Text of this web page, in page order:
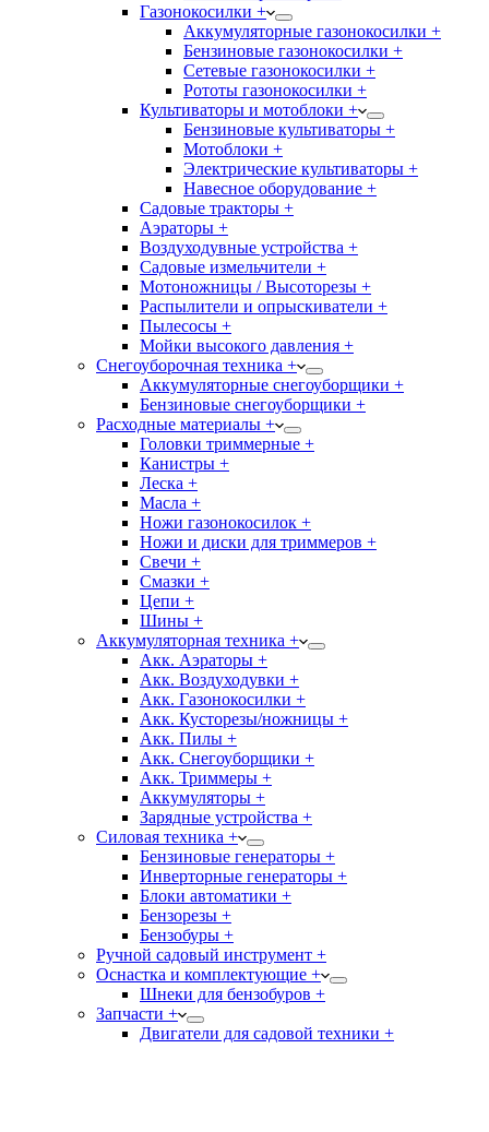
Газонокосилки +
Аккумуляторные газонокосилки +
Бензиновые газонокосилки +
Сетевые газонокосилки +
Рототы газонокосилки +
Культиваторы и мотоблоки +
Бензиновые культиваторы +
Мотоблоки +
Электрические культиваторы +
Навесное оборудование +
Садовые тракторы +
Аэраторы +
Воздуходувные устройства +
Садовые измельчители +
Мотоножницы / Высоторезы +
Распылители и опрыскиватели +
Пылесосы +
Мойки высокого давления +
Снегоуборочная техника +
Аккумуляторные снегоуборщики +
Бензиновые снегоуборщики +
Расходные материалы +
Головки триммерные +
Канистры +
Леска +
Масла +
Ножи газонокосилок +
Ножи и диски для триммеров +
Свечи +
Смазки +
Цепи +
Шины +
Аккумуляторная техника +
Акк. Аэраторы +
Акк. Воздуходувки +
Акк. Газонокосилки +
Акк. Кусторезы/ножницы +
Акк. Пилы +
Акк. Снегоуборщики +
Акк. Триммеры +
Аккумуляторы +
Зарядные устройства +
Силовая техника +
Бензиновые генераторы +
Инверторные генераторы +
Блоки автоматики +
Бензорезы +
Бензобуры +
Ручной садовый инструмент +
Оснастка и комплектующие +
Шнеки для бензобуров +
Запчасти +
Двигатели для садовой техники +